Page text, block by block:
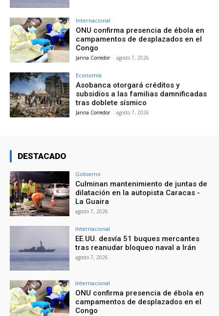
Internacional
ONU confirma presencia de ébola en
campamentos de desplazados en el
Congo
Janna Corredor - agosto 7, 2026
Economía
Asobanca otorgará créditos y
subsidios a las familias damnificadas
tras doblete sísmico
Janna Corredor - agosto 7, 2026
DESTACADO
Gobierno
Culminan mantenimiento de juntas de
dilatación en la autopista Caracas -
La Guaira
agosto 7, 2026
Internacional
EE.UU. desvía 51 buques mercantes
tras reanudar bloqueo naval a Irán
agosto 7, 2026
Internacional
ONU confirma presencia de ébola en
campamentos de desplazados en el
Congo